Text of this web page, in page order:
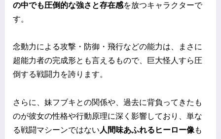
の中でも圧倒的な強さと存在感を放つキャラクターで
す。
念動力による攻撃・防御・飛行などの能力は、まさに
超能力者の完成形とも言えるもので、巨大怪人すら圧
倒する戦闘力を誇ります。
さらに、妹フブキとの関係や、過去に背負ってきたも
のが彼女の性格や行動原理に深く影響しており、単な
る戦闘マシーンではない 人間味あふれるヒーロー像 も